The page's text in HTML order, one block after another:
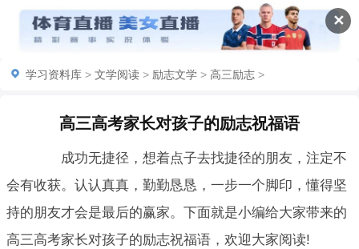
✕
学习资料库 > 文学阅读 > 励志文学 > 高三励志 >
高三高考家长对孩子的励志祝福语
成功无捷径，想着点子去找捷径的朋友，注定不
会有收获。认认真真，勤勤恳恳，一步一个脚印，懂得坚
持的朋友才会是最后的赢家。下面就是小编给大家带来的
高三高考家长对孩子的励志祝福语，欢迎大家阅读!